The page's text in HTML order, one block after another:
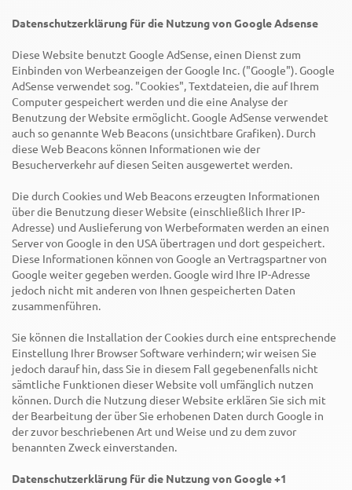
Datenschutzerklärung für die Nutzung von Google Adsense
Diese Website benutzt Google AdSense, einen Dienst zum
Einbinden von Werbeanzeigen der Google Inc. ("Google"). Google
AdSense verwendet sog. "Cookies", Textdateien, die auf Ihrem
Computer gespeichert werden und die eine Analyse der
Benutzung der Website ermöglicht. Google AdSense verwendet
auch so genannte Web Beacons (unsichtbare Grafiken). Durch
diese Web Beacons können Informationen wie der
Besucherverkehr auf diesen Seiten ausgewertet werden.
Die durch Cookies und Web Beacons erzeugten Informationen
über die Benutzung dieser Website (einschließlich Ihrer IP-
Adresse) und Auslieferung von Werbeformaten werden an einen
Server von Google in den USA übertragen und dort gespeichert.
Diese Informationen können von Google an Vertragspartner von
Google weiter gegeben werden. Google wird Ihre IP-Adresse
jedoch nicht mit anderen von Ihnen gespeicherten Daten
zusammenführen.
Sie können die Installation der Cookies durch eine entsprechende
Einstellung Ihrer Browser Software verhindern; wir weisen Sie
jedoch darauf hin, dass Sie in diesem Fall gegebenenfalls nicht
sämtliche Funktionen dieser Website voll umfänglich nutzen
können. Durch die Nutzung dieser Website erklären Sie sich mit
der Bearbeitung der über Sie erhobenen Daten durch Google in
der zuvor beschriebenen Art und Weise und zu dem zuvor
benannten Zweck einverstanden.
Datenschutzerklärung für die Nutzung von Google +1